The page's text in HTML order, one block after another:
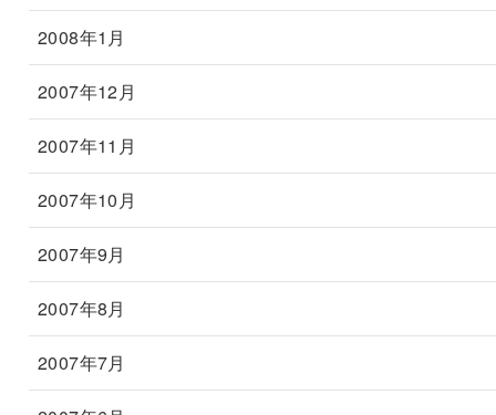
2008年1月
2007年12月
2007年11月
2007年10月
2007年9月
2007年8月
2007年7月